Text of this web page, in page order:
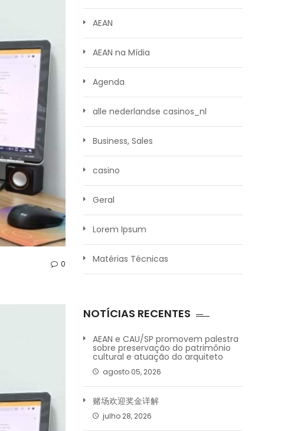
0
AEAN
AEAN na Mídia
Agenda
alle nederlandse casinos_nl
Business, Sales
casino
Geral
Lorem Ipsum
Matérias Técnicas
NOTÍCIAS RECENTES
AEAN e CAU/SP promovem palestra
sobre preservação do patrimônio
cultural e atuação do arquiteto
agosto 05, 2026
赌场欢迎奖金详解
julho 28, 2026